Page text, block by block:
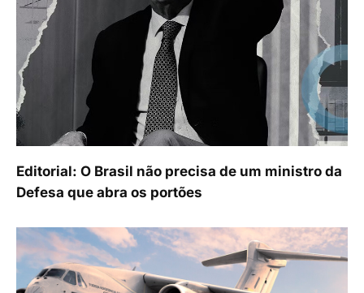
Editorial: O Brasil não precisa de um ministro da
Defesa que abra os portões